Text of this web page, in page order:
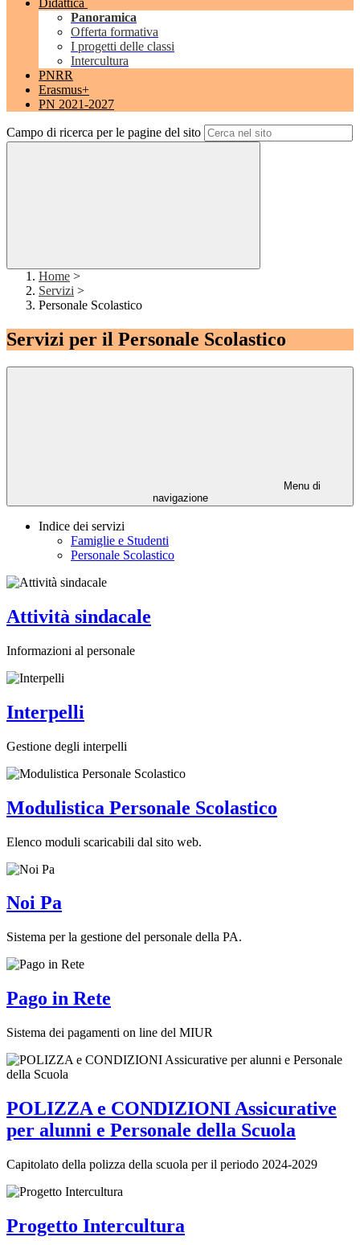
Didattica
Panoramica
Offerta formativa
I progetti delle classi
Intercultura
PNRR
Erasmus+
PN 2021-2027
Campo di ricerca per le pagine del sito
Home >
Servizi >
Personale Scolastico
Servizi per il Personale Scolastico
Menu di
navigazione
Indice dei servizi
Famiglie e Studenti
Personale Scolastico
Attività sindacale
Informazioni al personale
Interpelli
Gestione degli interpelli
Modulistica Personale Scolastico
Elenco moduli scaricabili dal sito web.
Noi Pa
Sistema per la gestione del personale della PA.
Pago in Rete
Sistema dei pagamenti on line del MIUR
POLIZZA e CONDIZIONI Assicurative
per alunni e Personale della Scuola
Capitolato della polizza della scuola per il periodo 2024-2029
Progetto Intercultura